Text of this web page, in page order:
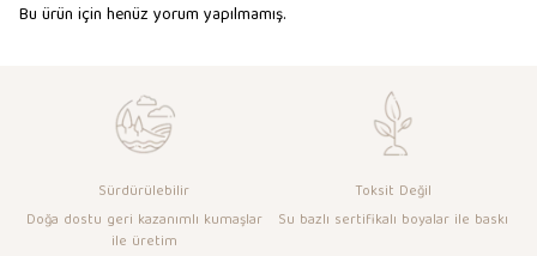
Bu ürün için henüz yorum yapılmamış.
Sürdürülebilir
Doğa dostu geri kazanımlı kumaşlar
ile üretim
Toksit Değil
Su bazlı sertifikalı boyalar ile baskı